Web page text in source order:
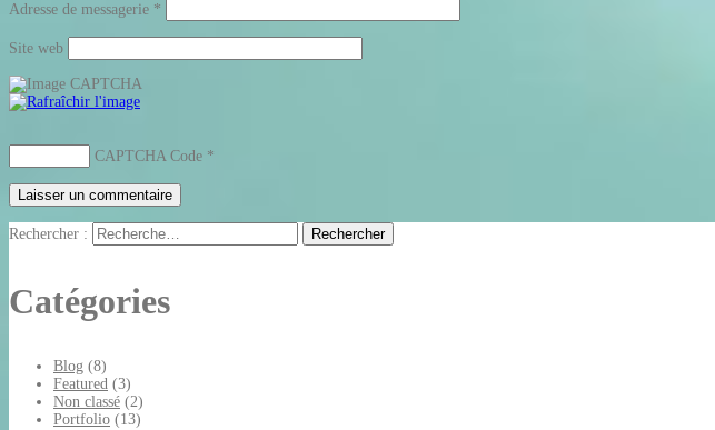
Adresse de messagerie *
Site web
CAPTCHA Code *
Rechercher :
Catégories
Blog (8)
Featured (3)
Non classé (2)
Portfolio (13)